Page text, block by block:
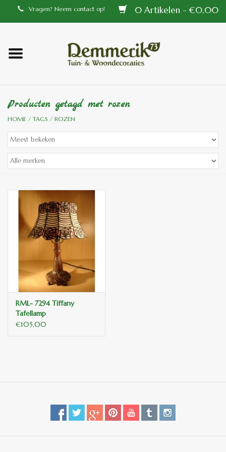
Vragen? Neem contact op! 0 Artikelen - €0,00
Home
Tiffany lampen
Tuindecoraties
buitenlampen
Bronzen beelden voor
binnen en of buiten.
ANTIEK , Curiosa en
Replica's
Cadeau artikelen
Producten getagd met rozen
HOME / TAGS / ROZEN
RML- 7294 Tiffany
Tafellamp
€105,00